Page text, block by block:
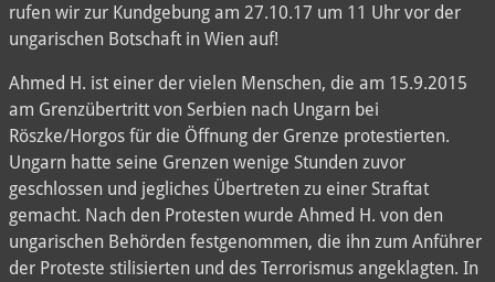
rufen wir zur Kundgebung am 27.10.17 um 11 Uhr vor der
ungarischen Botschaft in Wien auf!
Ahmed H. ist einer der vielen Menschen, die am 15.9.2015
am Grenzübertritt von Serbien nach Ungarn bei
Röszke/Horgos für die Öffnung der Grenze protestierten.
Ungarn hatte seine Grenzen wenige Stunden zuvor
geschlossen und jegliches Übertreten zu einer Straftat
gemacht. Nach den Protesten wurde Ahmed H. von den
ungarischen Behörden festgenommen, die ihn zum Anführer
der Proteste stilisierten und des Terrorismus angeklagten. In